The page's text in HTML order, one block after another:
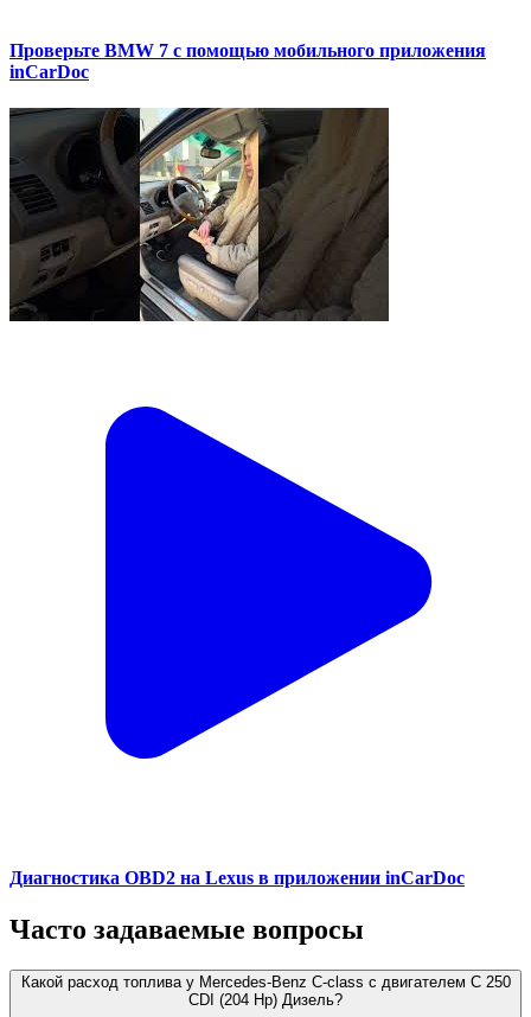
Проверьте BMW 7 с помощью мобильного приложения
inCarDoc
Диагностика OBD2 на Lexus в приложении inCarDoc
Часто задаваемые вопросы
Какой расход топлива у Mercedes-Benz C-class с двигателем C 250
CDI (204 Hp) Дизель?